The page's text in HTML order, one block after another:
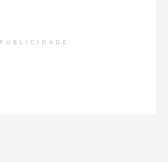
PUBLICIDADE